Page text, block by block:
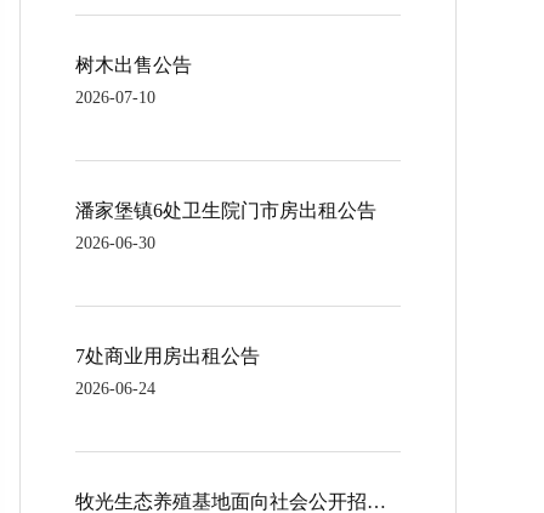
树木出售公告
2026-07-10
潘家堡镇6处卫生院门市房出租公告
2026-06-30
7处商业用房出租公告
2026-06-24
牧光生态养殖基地面向社会公开招租公告